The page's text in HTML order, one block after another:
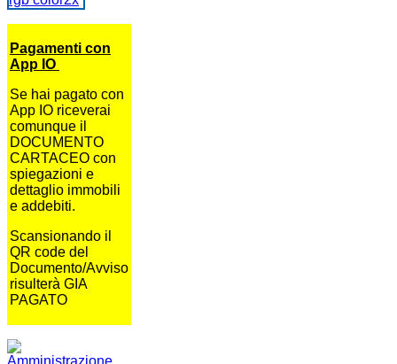
Pagamenti con
App IO
Se hai pagato con
App IO riceverai
comunque il
DOCUMENTO
CARTACEO con
spiegazioni e
dettaglio immobili
e addebiti.
Scansionando il
QR code del
Documento/Avviso
risulterà GIA
PAGATO